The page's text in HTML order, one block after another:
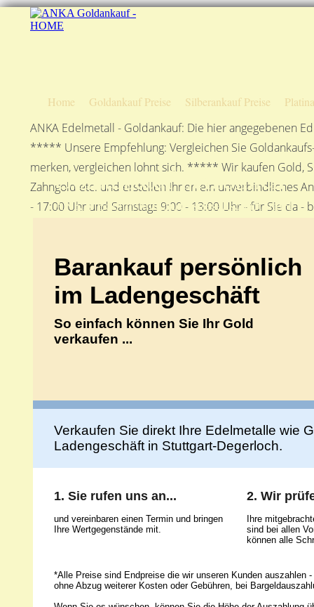
Home Goldankauf Preise Silberankauf Preise
ANKA Edelmetall - Goldankauf: Die hier angegebenen
***** Unsere Empfehlung: Vergleichen Sie
merken, vergleichen lohnt sich. ***** Wir kaufen Gold,
Zahngold etc. und erstellen Ihnen ein unverbindliches
- 17:00 Uhr und Samstags 9:00 - 13:00 Uhr - für Sie
Goldankauf persönlich
ANKA Edelmetallhandelsgesellschaft mbH
Barankauf persönlich
im Ladengeschäft
So einfach können Sie Ihr Gold
verkaufen ...
Verkaufen Sie direkt Ihre Edelmetalle wie
Ladengeschäft in Stuttgart-Degerloch.
1. Sie rufen uns an...
und vereinbaren einen Termin und bringen
Ihre Wertgegenstände mit.
2. Wir
Ihre
sind bei allen
können alle
*Alle Preise sind Endpreise die wir unseren Kunden auszahlen
ohne Abzug weiterer Kosten oder Gebühren, bei